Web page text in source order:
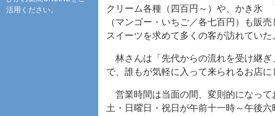
クリーム各種（四百円～）や、かき氷
（マンゴー・いちご／各七百円）も販
スイーツを求めて多くの客が訪れていた
林さんは「先代からの流れを受け継ぎ
で、誰もが気軽に入って来られるお店
営業時間は当面の間、変則的になっ
土・日曜日・祝日が午前十一時～午後
活用ください。